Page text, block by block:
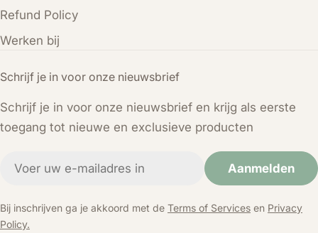
Schrijf je in voor onze nieuwsbrief
Schrijf je in voor onze nieuwsbrief en krijg als eerste
toegang tot nieuwe en exclusieve producten
Aanmelden
Bij inschrijven ga je akkoord met de Terms of Services en Privacy
Policy.
Refund Policy
Werken bij